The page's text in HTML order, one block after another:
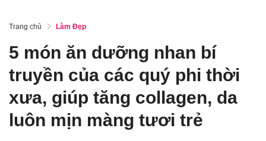
Trang chủ Làm Đẹp
5 món ăn dưỡng nhan bí
truyền của các quý phi thời
xưa, giúp tăng collagen, da
luôn mịn màng tươi trẻ